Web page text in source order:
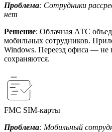
Проблема: Сотрудники
нет
Решение: Облачная АТС
мобильных сотрудников.
Windows. Переезд офиса — не
сохраняются.
FMC SIM-карты
Проблема: Мобильный